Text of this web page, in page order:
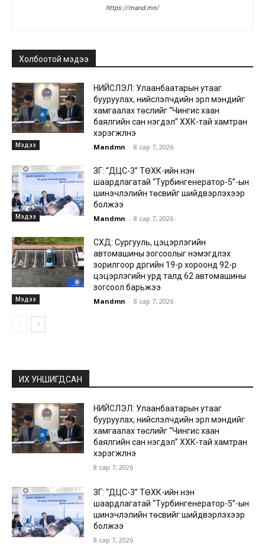
https://mand.mn/
Холбоотой мэдээ
Мэдээ
НИЙСЛЭЛ: Улаанбаатарын утааг
бууруулах, нийслэлчүүдийн эрүүл мэндийг
хамгаалах төслийг “Чингис хаан
баялгийн сан нэгдэл” ХХК-тай хамтран
хэрэгжүүлнэ
Mandmn - 8 сар 7, 2026
Мэдээ
ЗГ: “ДЦС-3” ТӨХК-ийн нэн
шаардлагатай “Турбингенератор-5”-ын
шинэчлэлийн төсвийг шийдвэрлэхээр
болжээ
Mandmn - 8 сар 7, 2026
Мэдээ
СХД: Сургууль, цэцэрлэгийн
автомашины зогсоолыг нэмэгдүүлэх
зорилгоор дүүргийн 19-р хороонд 92-р
цэцэрлэгийн урд талд 62 автомашины
зогсоол барьжээ
Mandmn - 8 сар 7, 2026
ИХ УНШИГДСАН
НИЙСЛЭЛ: Улаанбаатарын утааг
бууруулах, нийслэлчүүдийн эрүүл мэндийг
хамгаалах төслийг “Чингис хаан
баялгийн сан нэгдэл” ХХК-тай хамтран
хэрэгжүүлнэ
8 сар 7, 2026
ЗГ: “ДЦС-3” ТӨХК-ийн нэн
шаардлагатай “Турбингенератор-5”-ын
шинэчлэлийн төсвийг шийдвэрлэхээр
болжээ
8 сар 7, 2026